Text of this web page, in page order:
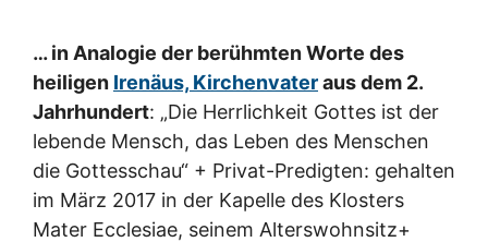
… in Analogie der berühmten Worte des
heiligen Irenäus, Kirchenvateraus dem 2.
Jahrhundert: „Die Herrlichkeit Gottes ist der
lebende Mensch, das Leben des Menschen
die Gottesschau“ + Privat-Predigten: gehalten
im März 2017 in der Kapelle des Klosters
Mater Ecclesiae, seinem Alterswohnsitz+